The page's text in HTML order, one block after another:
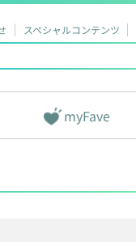
スペシャルコンテンツ
myFave